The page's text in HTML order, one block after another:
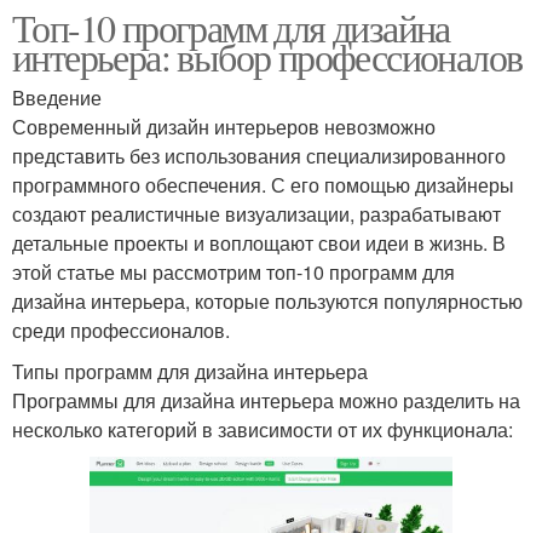
Топ-10 программ для дизайна
интерьера: выбор профессионалов
Введение
Современный дизайн интерьеров невозможно
представить без использования специализированного
программного обеспечения. С его помощью дизайнеры
создают реалистичные визуализации, разрабатывают
детальные проекты и воплощают свои идеи в жизнь. В
этой статье мы рассмотрим топ-10 программ для
дизайна интерьера, которые пользуются популярностью
среди профессионалов.
Типы программ для дизайна интерьера
Программы для дизайна интерьера можно разделить на
несколько категорий в зависимости от их функционала: